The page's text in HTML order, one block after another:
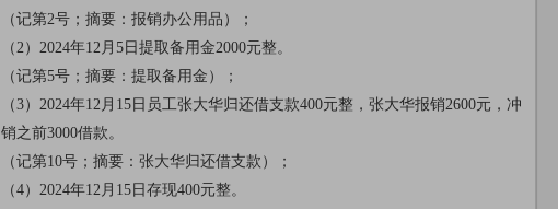
（记第2号；摘要：报销办公用品）；
（2）2024年12月5日提取备用金2000元整。
（记第5号；摘要：提取备用金）；
（3）2024年12月15日员工张大华归还借支款400元整，张大华报销2600元，冲
销之前3000借款。
（记第10号；摘要：张大华归还借支款）；
（4）2024年12月15日存现400元整。